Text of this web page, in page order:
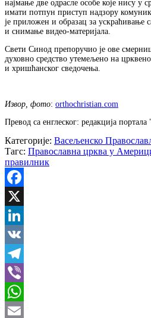
најмање две одрасле особе које нису у
имати потпун приступ надзору
је приложен и образац за ускраћивање
и снимање видео-материјала.
Свети Синод препоручио је ове
духовно средство утемељено на
и хришћанског сведочења.
Извор, фото: orthochristian.com
Превод са енглеског: редакција
Категорије: Васељенско
Тагс: Православна црква у
правилник
Facebook
X
LinkedIn
VK
Telegram
Viber
WhatsApp